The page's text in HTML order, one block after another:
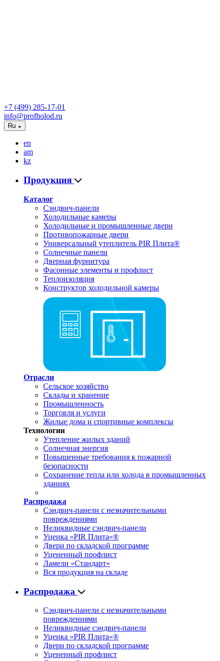
+7 (499) 285-17-01
info@profholod.ru
Ru
en
am
kz
Продукция
Каталог
Сэндвич-панели
Холодильные камеры
Холодильные и промышленные двери
Противопожарные двери
Универсальный утеплитель PIR Плита®
Солнечные панели
Дверная фурнитура
Фасонные элементы и профлист
Теплоизоляция
Конструктор холодильной камеры
Отрасли
Сельское хозяйство
Склады и хранение
Промышленность
Торговля и услуги
Жилые дома и спортивные комплексы
Технологии
Утепление жилых зданий
Солнечная энергия
Повышенные требования к пожарной
безопасности
Сохранение тепла или холода в промышленных
зданиях
Распродажа
Сэндвич-панели с незначительными
повреждениями
Неликвидные сэндвич-панели
Уценка «PIR Плита»®
Двери по складской программе
Уцененный профлист
Ламели «Стандарт»
Вся продукция на складе
Распродажа
Сэндвич-панели с незначительными
повреждениями
Неликвидные сэндвич-панели
Уценка «PIR Плита»®
Двери по складской программе
Уцененный профлист